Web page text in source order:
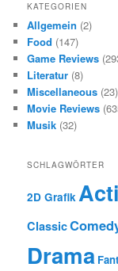
KATEGORIEN
Allgemein (2)
Food (147)
Game Reviews
Literatur (8)
Miscellaneous (23)
Movie Reviews
Musik (32)
SCHLAGWÖRTER
2D Grafik
Classic
Drama